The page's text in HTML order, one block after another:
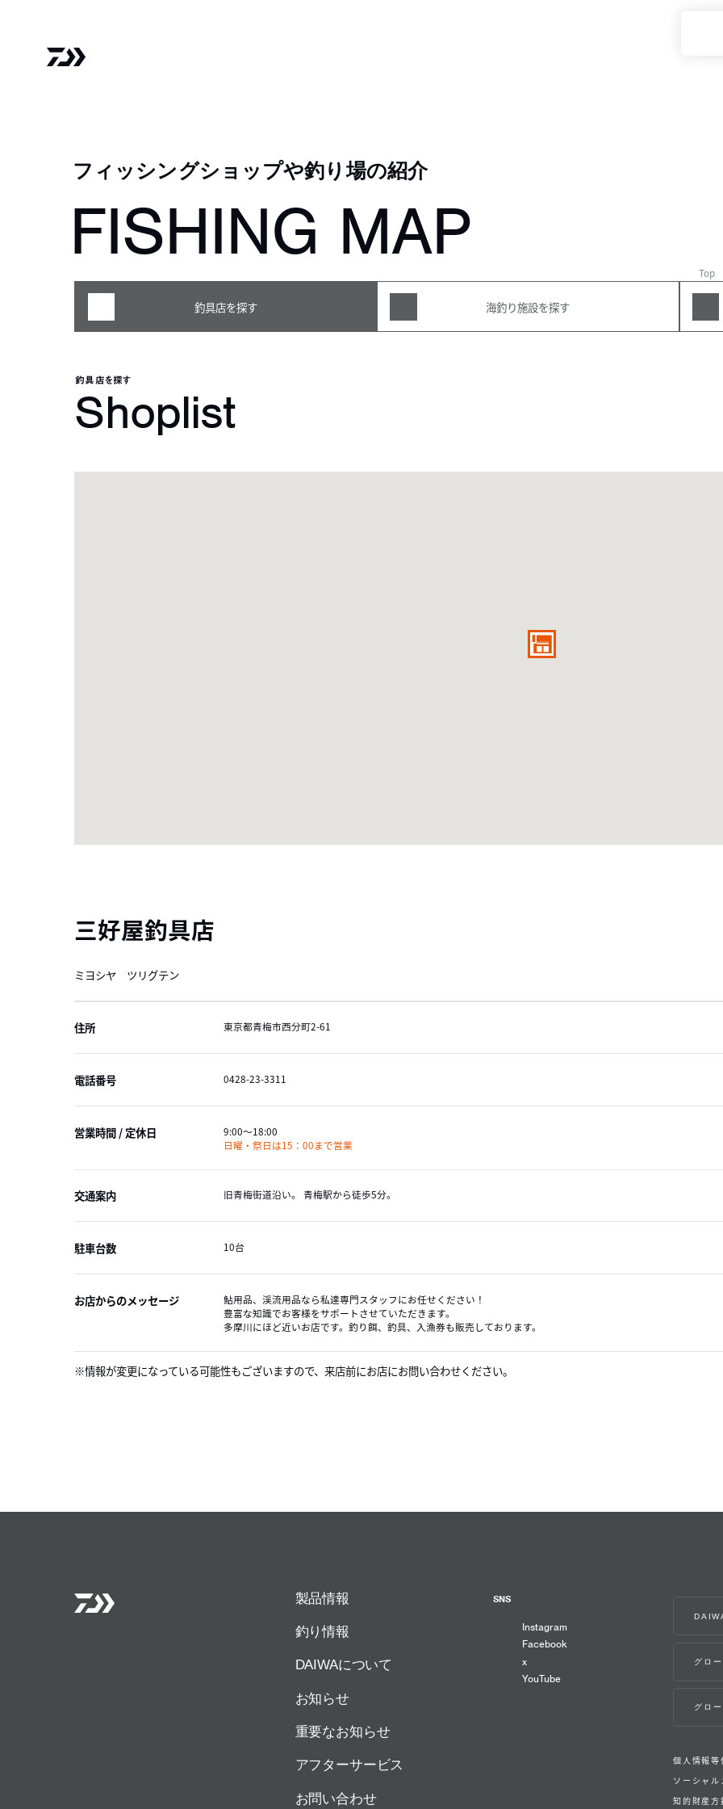
フィッシングショップや釣り場の紹介
FISHING MAP
Top
釣具店を探す 海釣り施設を探す
釣具店を探す
Shoplist
三好屋釣具店
ミヨシヤ ツリグテン
住所 東京都青梅市西分町2-61
電話番号 0428-23-3311
営業時間 / 定休日
9:00～18:00
日曜・祭日は15：00まで営業
交通案内 旧青梅街道沿い。 青梅駅から徒歩5分。
駐車台数 10台
お店からのメッセージ
鮎用品、渓流用品なら私達専門スタッフにお任せください！
豊富な知識でお客様をサポートさせていただきます。
多摩川にほど近いお店です。釣り餌、釣具、入漁券も販売しております。
製品情報
釣り情報
DAIWAについて
お知らせ
重要なお知らせ
アフターサービス
お問い合わせ
個人情報等
ソーシャル
知的財産方
SNS
Instagram
Facebook
x
YouTube
グロ
グロ